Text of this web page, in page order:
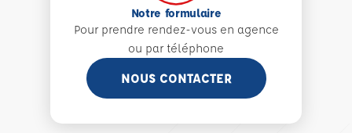
Notre formulaire
Pour prendre rendez-vous en agence
ou par téléphone
NOUS CONTACTER